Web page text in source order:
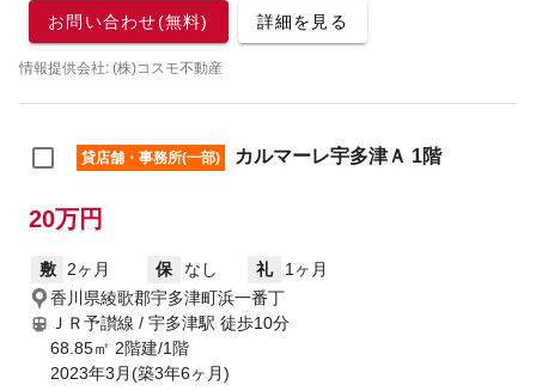
お問い合わせ(無料) 詳細を見る
情報提供会社: (株)コスモ不動産
貸店舗・事務所(一部) カルマーレ宇多津Ａ 1階
20万円
敷 2ヶ月 保 なし 礼
1ヶ月
香川県綾歌郡宇多津町浜一番丁
ＪＲ予讃線 / 宇多津駅 徒歩10分
68.85㎡ 2階建/1階
2023年3月(築3年6ヶ月)